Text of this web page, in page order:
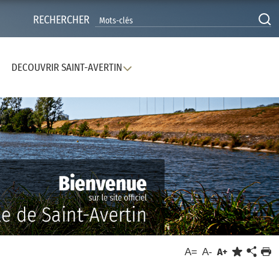
RECHERCHER
DECOUVRIR SAINT-AVERTIN
A= A- A+